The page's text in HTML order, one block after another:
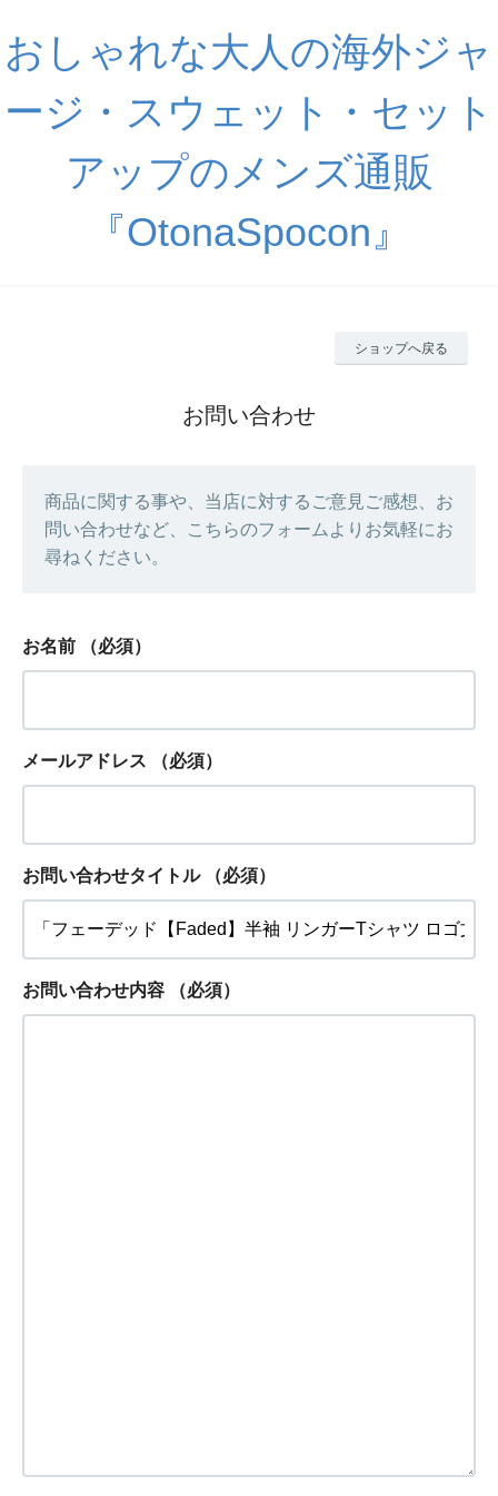
おしゃれな大人の海外ジャ
ージ・スウェット・セット
アップのメンズ通販
『OtonaSpocon』
ショップへ戻る
お問い合わせ
商品に関する事や、当店に対するご意見ご感想、お
問い合わせなど、こちらのフォームよりお気軽にお
尋ねください。
お名前 （必須）
メールアドレス （必須）
お問い合わせタイトル （必須）
お問い合わせ内容 （必須）